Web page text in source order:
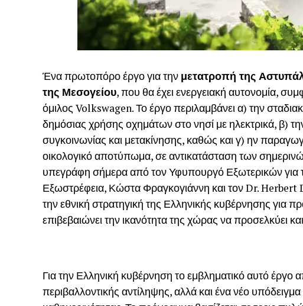
Ένα πρωτοπόρο έργο για την μετατροπή της
της Μεσογείου, που θα έχει ενεργειακή αυτονομία,
όμιλος Volkswagen. Το έργο περιλαμβάνει α) την
δημόσιας χρήσης οχημάτων στο νησί με ηλεκτρικά, β)
συγκοινωνίας και μετακίνησης, καθώς και γ) ην
οικολογικό αποτύπωμα, σε αντικατάσταση των
υπεγράφη σήμερα από τον Υφυπουργό Εξωτερικών για
Εξωστρέφεια, Κώστα Φραγκογιάννη και τον Dr. Herbert
την εθνική στρατηγική της Ελληνικής κυβέρνησης για
επιβεβαιώνει την ικανότητα της χώρας να προσελκύει
Για την Ελληνική κυβέρνηση το εμβληματικό αυτό έργο
περιβαλλοντικής αντίληψης, αλλά και ένα νέο